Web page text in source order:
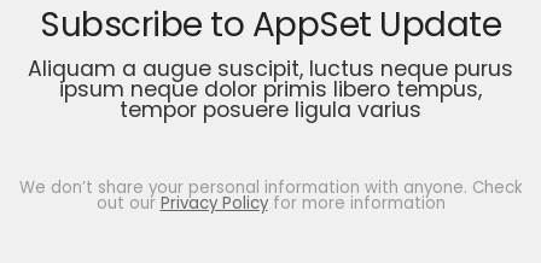
Subscribe to AppSet Update
Aliquam a augue suscipit, luctus neque purus
ipsum neque dolor primis libero tempus,
tempor posuere ligula varius
We don’t share your personal information with anyone. Check
out our Privacy Policyfor more information